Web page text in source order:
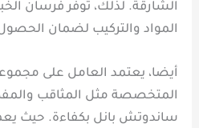
الشارقة. لذلك، توفر فرسان
المواد والتركيب لضمان
أيضا، يعتمد العامل على
المتخصصة مثل المثاقب
ساندوتش بانل بكفاءة. حيث